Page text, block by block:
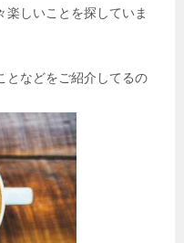
楽しいことを探していま
となどをご紹介してるの